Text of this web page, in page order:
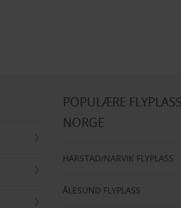
POPULÆRE
NORGE
HARSTAD/NARVIK FLYPLASS
ÅLESUND FLYPLASS